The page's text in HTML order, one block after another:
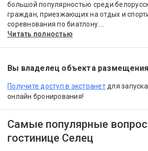
большой популярностью среди
граждан, приезжающих на отдых и
соревнования по биатлону....
Читать полностью
Вы владелец объекта
Получите доступ в экстранетдля
онлайн бронирования!
Самые популярные
гостинице Селец